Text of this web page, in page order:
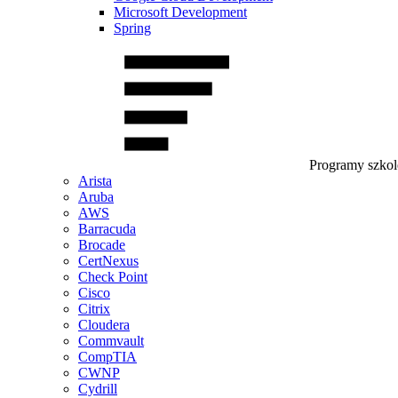
Microsoft Development
Spring
Programy
Arista
Aruba
AWS
Barracuda
Brocade
CertNexus
Check Point
Cisco
Citrix
Cloudera
Commvault
CompTIA
CWNP
Cydrill